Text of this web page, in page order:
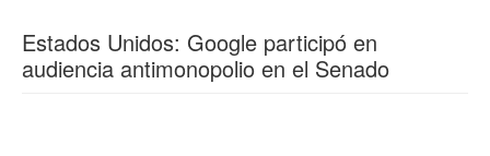
Estados Unidos: Google participó en
audiencia antimonopolio en el Senado